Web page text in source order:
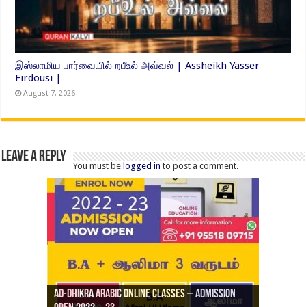
இஸ்லாமிய பார்வையில் றபீஉல் அவ்வல் | Assheikh Yasser
Firdousi |
August 7, 2026
Leave a Reply
You must belogged in to post a comment.
Ad-Dhikra Arabic Online Classes – Admission
ரியாத் ஜும்ஆ தமிழாக்கம், Jamia Al Hajiri